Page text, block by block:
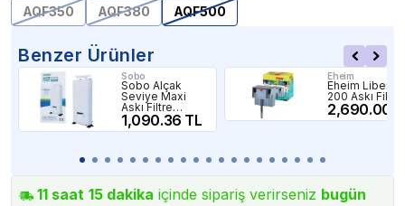
AQF350
AQF380 AQF500
Benzer Ürünler
Sobo
Sobo Alçak
Seviye Maxi
Askı Filtre
500L/S 8W
1,090.36 TL
Eheim
Eheim Liberty
200 Askı Filtre
2,690.00
11 saat 15 dakika içinde sipariş verirseniz bugün